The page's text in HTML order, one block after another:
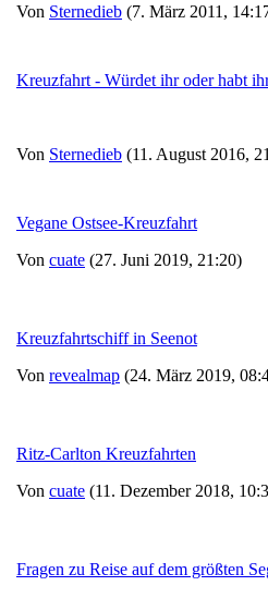
Von Sternedieb (7. März 2011,
Kreuzfahrt - Würdet ihr oder habt
Von Sternedieb (11. August 2016,
Vegane Ostsee-Kreuzfahrt
Von cuate (27. Juni 2019, 21:20)
Kreuzfahrtschiff in Seenot
Von revealmap (24. März 2019,
Ritz-Carlton Kreuzfahrten
Von cuate (11. Dezember 2018,
Fragen zu Reise auf dem größten